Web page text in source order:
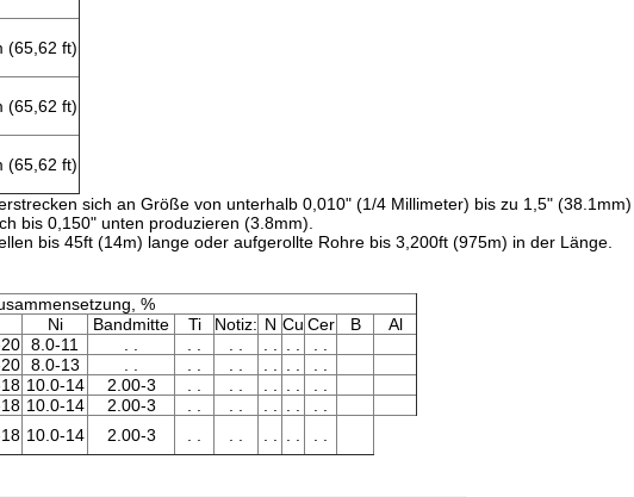
(65,62 ft)
(65,62 ft)
(65,62 ft)
sich an Größe von unterhalb 0,010" (1/4 Millimeter) bis zu 1,5"
bis 0,150" unten produzieren (3.8mm).
bis 45ft (14m) lange oder aufgerollte Rohre bis 3,200ft (975m) in der Länge.
%
Ni Bandmitte Ti Notiz: N Cu Cer B
Al
8.0-11
8.0-13
10.0-14 2.00-3
10.0-14 2.00-3
10.0-14 2.00-3